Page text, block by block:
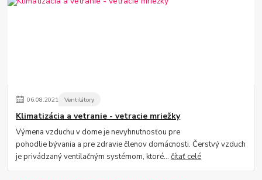
06.08.2021 Ventilátory
Klimatizácia a vetranie - vetracie mriežky
Výmena vzduchu v dome je nevyhnutnosťou pre
pohodlie bývania a pre zdravie členov domácnosti. Čerstvý vzduch
je privádzaný ventilačným systémom, ktoré...čítať celé